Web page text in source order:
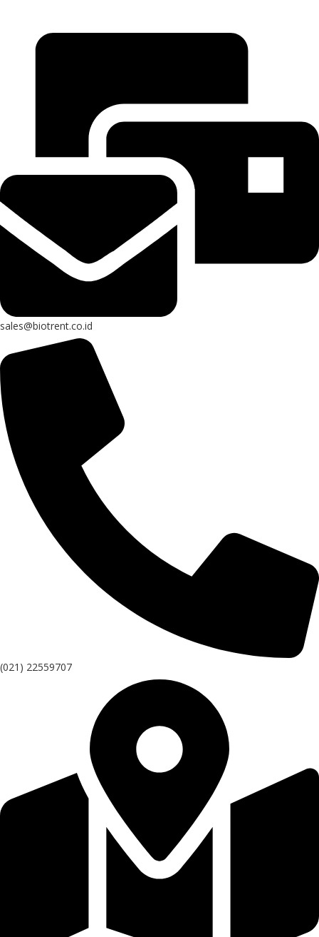
sales@biotrent.co.id
(021) 22559707